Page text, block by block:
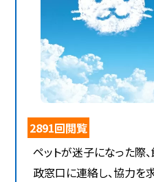
2891回閲覧
ペットが迷子になった際
政窓口に連絡し、協力を